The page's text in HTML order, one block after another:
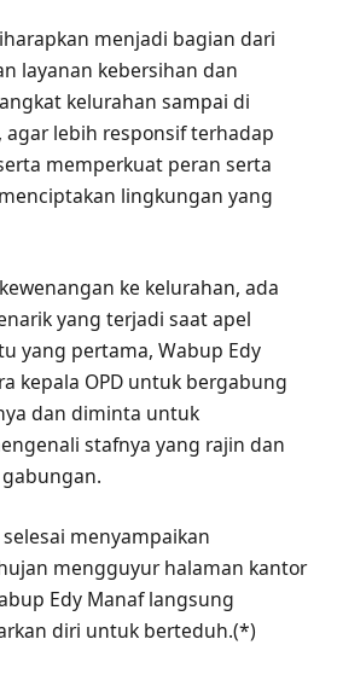
menjadi bagian dari
layanan kebersihan dan
kelurahan sampai di
lebih responsif terhadap
memperkuat peran serta
lingkungan yang
ke kelurahan, ada
yang terjadi saat apel
yang pertama, Wabup Edy
kepala OPD untuk bergabung
dan diminta untuk
stafnya yang rajin dan
menyampaikan
mengguyur halaman kantor
Edy Manaf langsung
diri untuk berteduh.(*)